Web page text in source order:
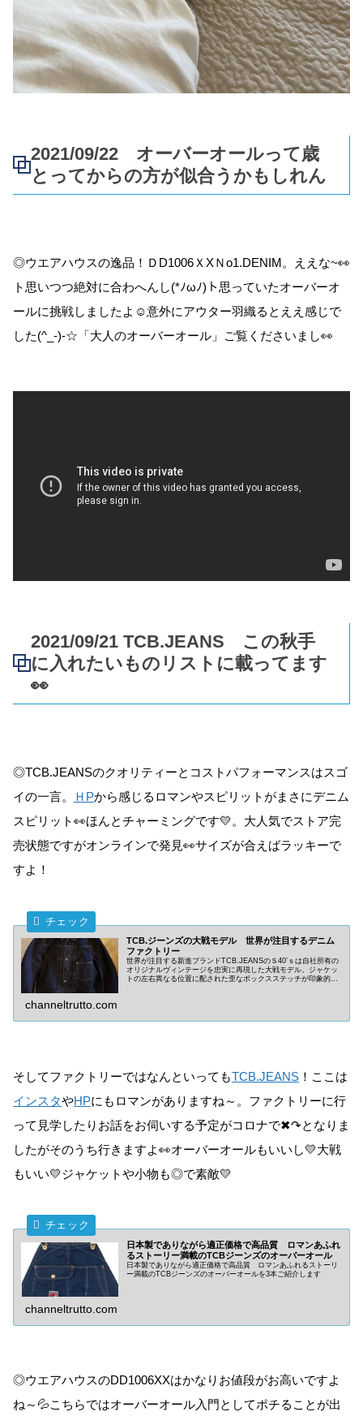
2021/09/22 オーバーオールって歳
とってからの方が似合うかもしれん
◎ウエアハウスの逸品！ＤD1006ＸXＮo1.DENIM。ええな~👀
ト思いつつ絶対に合わへんし(*ﾉωﾉ)ト思っていたオーバーオ
ールに挑戦しましたよ☺意外にアウター羽織るとええ感じで
した(^_-)-☆「大人のオーバーオール」ご覧くださいまし👀
2021/09/21 TCB.JEANS この秋手
に入れたいものリストに載ってます
👀
◎TCB.JEANSのクオリティーとコストパフォーマンスはスゴ
イの一言。
ＨPから感じるロマンやスピリットがまさにデニム
スピリット👀ほんとチャーミングです💛。大人気でストア完
売状態ですがオンラインで発見👀サイズが合えばラッキーで
すよ！
TCB.ジーンズの大戦モデル 世界が注目するデニム
ファクトリー
世界が注目する新進ブランドTCB.JEANSのＳ40’ｓは自社所有の
オリジナルヴィンテージを忠実に再現した大戦モデル。ジャケッ
トの左右異なる位置に配された歪なボックスステッチが印象的。
channeltrutto.com
そしてファクトリーではなんといってもTCB.JEANS ！ここは
インスタやHPにもロマンがありますね～。ファクトリーに行
って見学したりお話をお伺いする予定がコロナで✖↷となりま
したがそのうち行きますよ👀オーバーオールもいいし💛大戦
もいい💛ジャケットや小物も◎で素敵💛
日本製でありながら適正価格で高品質 ロマンあふれ
るストーリー満載のTCBジーンズのオーバーオール
日本製でありながら適正価格で高品質 ロマンあふれるストーリ
ー満載のTCBジーンズのオーバーオールを3本ご紹介します
channeltrutto.com
◎ウエアハウスのDD1006XXはかなりお値段がお高いですよ
ね～💦こちらではオーバーオール入門としてポチることが出